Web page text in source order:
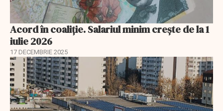
Acord în coaliție. Salariul minim crește de la 1
iulie 2026
17 DECEMBRIE 2025